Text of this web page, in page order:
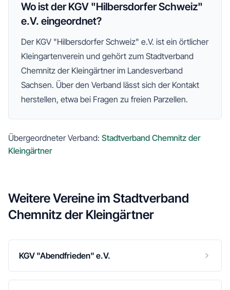
Wo ist der KGV "Hilbersdorfer Schweiz"
e.V. eingeordnet?
Der KGV "Hilbersdorfer Schweiz" e.V. ist ein örtlicher
Kleingartenverein und gehört zum Stadtverband
Chemnitz der Kleingärtnerim Landesverband
Sachsen. Über den Verband lässt sich der Kontakt
herstellen, etwa bei Fragen zu freien Parzellen.
Übergeordneter Verband: Stadtverband Chemnitz der
Kleingärtner
Weitere Vereine im Stadtverband
Chemnitz der Kleingärtner
KGV "Abendfrieden" e.V.